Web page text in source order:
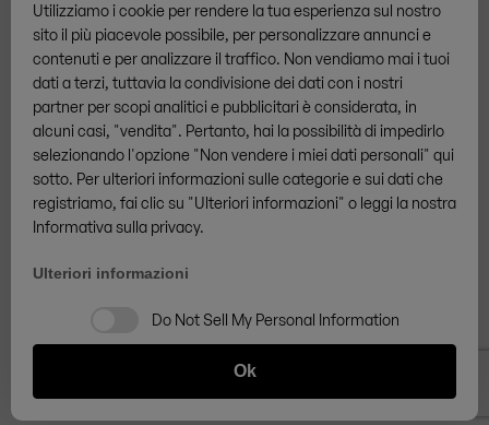
Utilizziamo i cookie per rendere la tua esperienza sul nostro
sito il più piacevole possibile, per personalizzare annunci e
contenuti e per analizzare il traffico. Non vendiamo mai i tuoi
dati a terzi, tuttavia la condivisione dei dati con i nostri
partner per scopi analitici e pubblicitari è considerata, in
alcuni casi, "vendita". Pertanto, hai la possibilità di impedirlo
selezionando l'opzione "Non vendere i miei dati personali" qui
sotto. Per ulteriori informazioni sulle categorie e sui dati che
registriamo, fai clic su "Ulteriori informazioni" o leggi la nostra
Informativa sulla privacy.
Ulteriori informazioni
Do Not Sell My Personal Information
Ok